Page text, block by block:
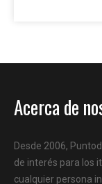
Acerca de
Desde 2006,
de interés para los
cualquier persona